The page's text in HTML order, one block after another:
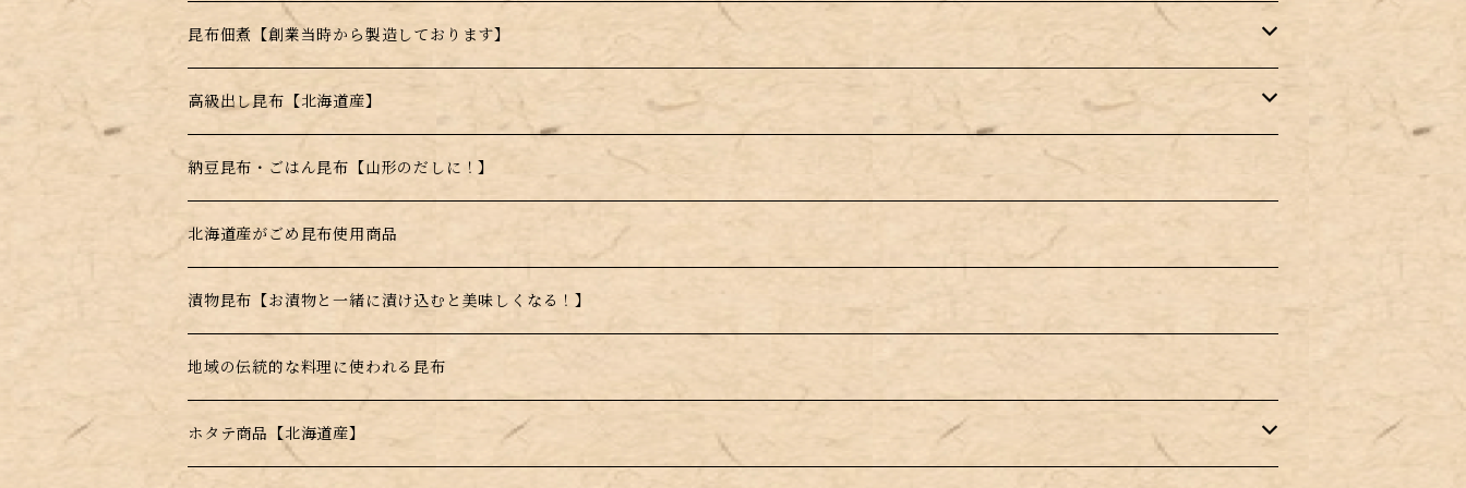
電子レンジで簡単調理！
水戻し不要！料理にそのまま投入！
昆布佃煮【創業当時から製造しております】
ごま昆布
とんがらし昆布
高級出し昆布【北海道産】
羅臼昆布
利尻昆布
真昆布
根昆布
納豆昆布・ごはん昆布【山形のだしに！】
北海道産がごめ昆布使用商品
漬物昆布【お漬物と一緒に漬け込むと美味しくなる！】
地域の伝統的な料理に使われる昆布
ホタテ商品【北海道産】